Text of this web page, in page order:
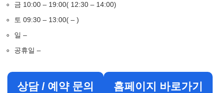
금 10:00 – 19:00( 12:30 – 14:00)
토 09:30 – 13:00( – )
일 –
공휴일 –
상담 / 예약 문의 홈페이지 바로가기